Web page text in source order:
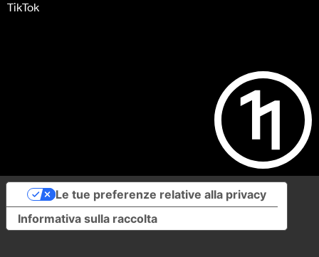
TikTok
Informativa sulla raccolta
Le tue preferenze relative alla privacy